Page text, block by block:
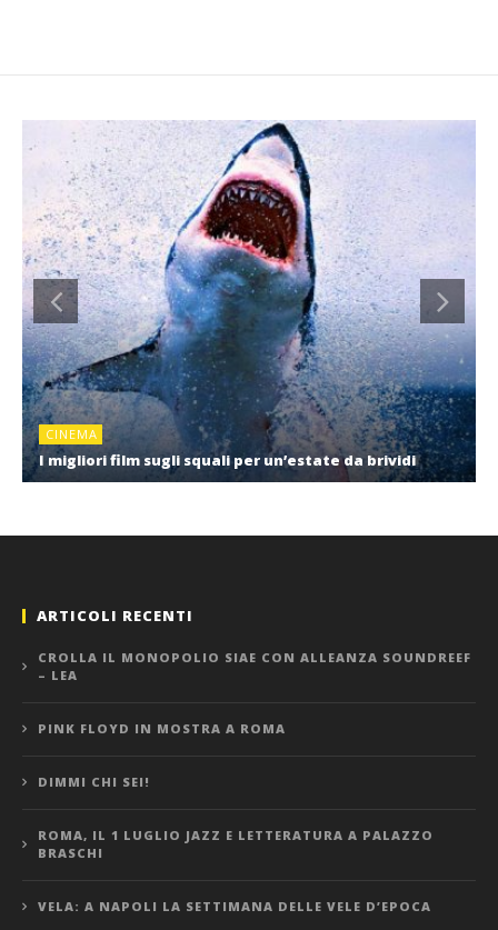
CINEMA
I migliori film sugli squali per un’estate da brividi
ARTICOLI RECENTI
CROLLA IL MONOPOLIO SIAE CON ALLEANZA SOUNDREEF
– LEA
PINK FLOYD IN MOSTRA A ROMA
DIMMI CHI SEI!
ROMA, IL 1 LUGLIO JAZZ E LETTERATURA A PALAZZO
BRASCHI
VELA: A NAPOLI LA SETTIMANA DELLE VELE D’EPOCA